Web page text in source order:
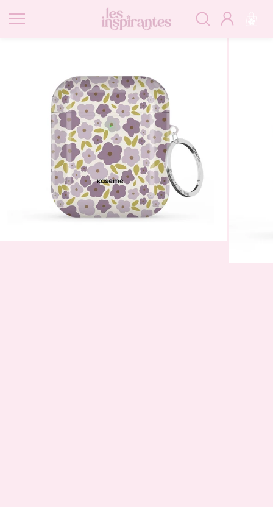
contenu